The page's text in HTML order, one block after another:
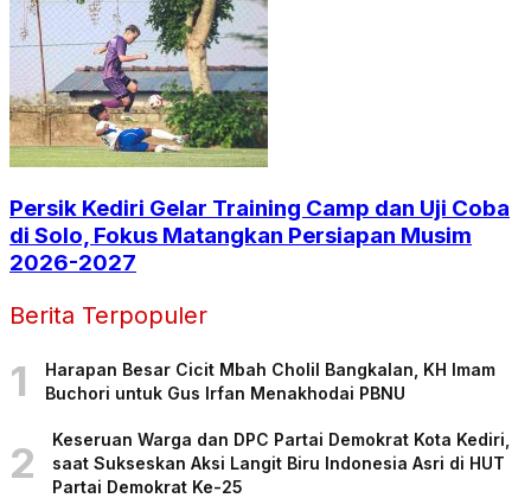
Persik Kediri Gelar Training Camp dan Uji Coba
di Solo, Fokus Matangkan Persiapan Musim
2026-2027
Berita Terpopuler
1
Harapan Besar Cicit Mbah Cholil Bangkalan, KH Imam
Buchori untuk Gus Irfan Menakhodai PBNU
2
Keseruan Warga dan DPC Partai Demokrat Kota Kediri,
saat Sukseskan Aksi Langit Biru Indonesia Asri di HUT
Partai Demokrat Ke-25